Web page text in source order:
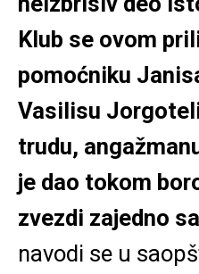
Klub se ovom
pomoćniku
Vasilisu
trudu,
je dao tokom
zvezdi zajedno
navodi se u